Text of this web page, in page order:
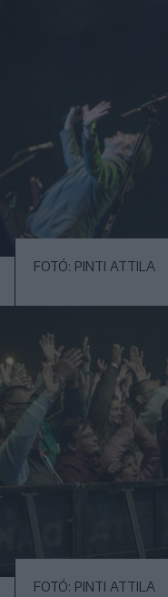
FOTÓ: PINTI ATTILA
FOTÓ: PINTI ATTILA